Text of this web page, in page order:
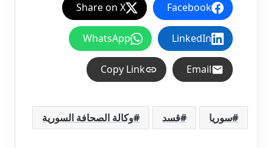
Facebook
Share on X
LinkedIn
WhatsApp
Email
Copy Link
سوريا قسد وكالة الصحافة السورية